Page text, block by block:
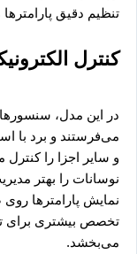
تنظیم دقیق
کنترل
در این مدل،
می‌فرستند و برد با
و سایر اجزا را
نوسانات را بهتر
نمایش پارامترها
تخصص بیشتری برای
می‌بخشد.